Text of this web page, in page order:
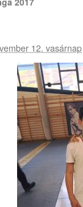
12. vasárnap